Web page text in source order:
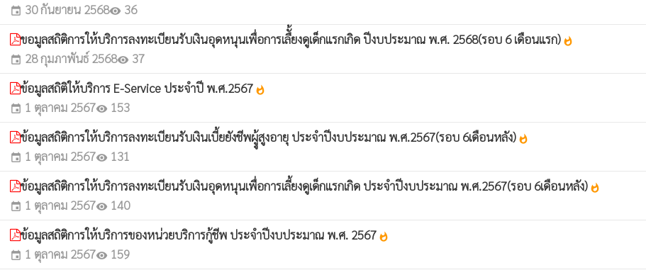
event 30 กันยายน 2568visibility 36
ขอมูลสถิติการให้บริการลงทะเบียนรับเงินอุดหนุนเพื่อการเลืั้ยงดูเด็กแรกเกิด ปีงบประมาณ พ.ศ. 2568(รอบ 6 เดือนแรก) whatshot
event 28 กุมภาพันธ์ 2568visibility 37
ข้อมูลสถิติให้บริการ E-Service ประจำปี พ.ศ.2567 whatshot
event 1 ตุลาคม 2567visibility 153
ข้อมูลสถิติการให้บริการลงทะเบียนรับเงินเบี้ยยังชีพผูู้สูงอายุ ประจำปีงบประมาณ พ.ศ.2567(รอบ 6เดือนหลัง) whatshot
event 1 ตุลาคม 2567visibility 131
ข้อมูลสถิติการให้บริการลงทะเบียนรับเงินอุดหนุนเพื่อการเลี้ยงดูเด็กแรกเกิด ประจำปีงบประมาณ พ.ศ.2567(รอบ 6เดือนหลัง) whatshot
event 1 ตุลาคม 2567visibility 140
ข้อมูลสถิติการให้บริการของหน่วยบริการกู้ชีพ ประจำปีงบประมาณ พ.ศ. 2567 whatshot
event 1 ตุลาคม 2567visibility 159